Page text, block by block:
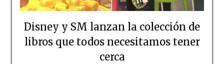
Disney y SM lanzan la colección de
libros que todos necesitamos tener
cerca